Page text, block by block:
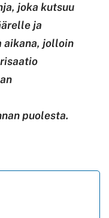
joka kutsuu
ja
aikana, jolloin
puolesta.